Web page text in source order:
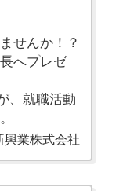
せんか！？
へプレゼ
、就職活動
興業株式会社